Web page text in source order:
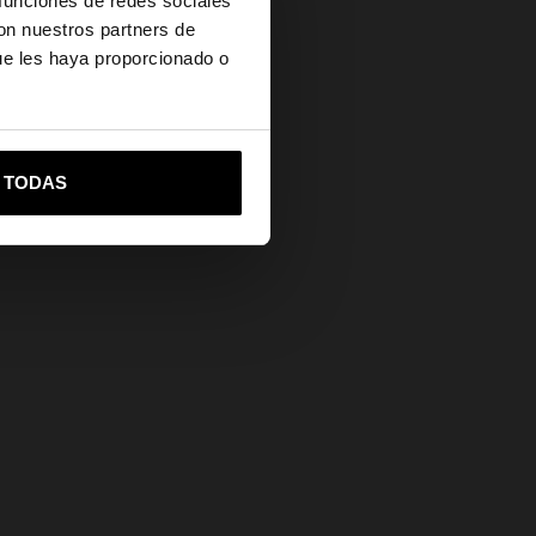
nuestros partners de
les haya proporcionado o
TODAS
a United States
Ayuda